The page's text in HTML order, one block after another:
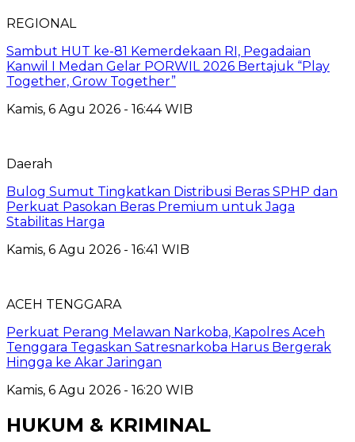
REGIONAL
Sambut HUT ke-81 Kemerdekaan RI, Pegadaian
Kanwil I Medan Gelar PORWIL 2026 Bertajuk “Play
Together, Grow Together”
Kamis, 6 Agu 2026 - 16:44 WIB
Daerah
Bulog Sumut Tingkatkan Distribusi Beras SPHP dan
Perkuat Pasokan Beras Premium untuk Jaga
Stabilitas Harga
Kamis, 6 Agu 2026 - 16:41 WIB
ACEH TENGGARA
Perkuat Perang Melawan Narkoba, Kapolres Aceh
Tenggara Tegaskan Satresnarkoba Harus Bergerak
Hingga ke Akar Jaringan
Kamis, 6 Agu 2026 - 16:20 WIB
HUKUM & KRIMINAL